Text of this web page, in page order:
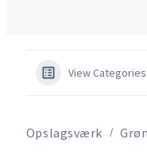
View Categories
Opslagsværk